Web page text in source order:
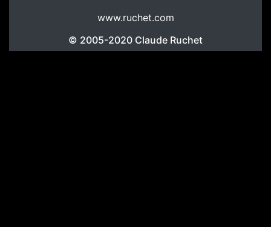
www.ruchet.com
© 2005-2020 Claude Ruchet